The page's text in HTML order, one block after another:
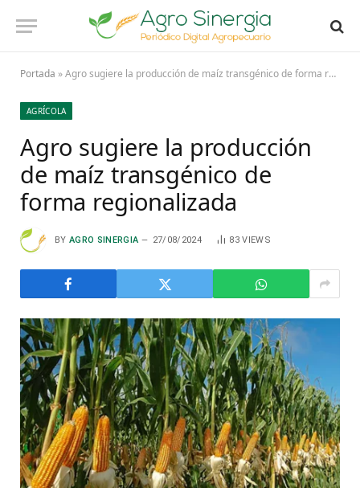
Portada »Agro sugiere la producción de maíz transgénico de forma regionalizada
AGRÍCOLA
Agro sugiere la producción
de maíz transgénico de
forma regionalizada
BY AGRO SINERGIA 27/08/2024 83VIEWS